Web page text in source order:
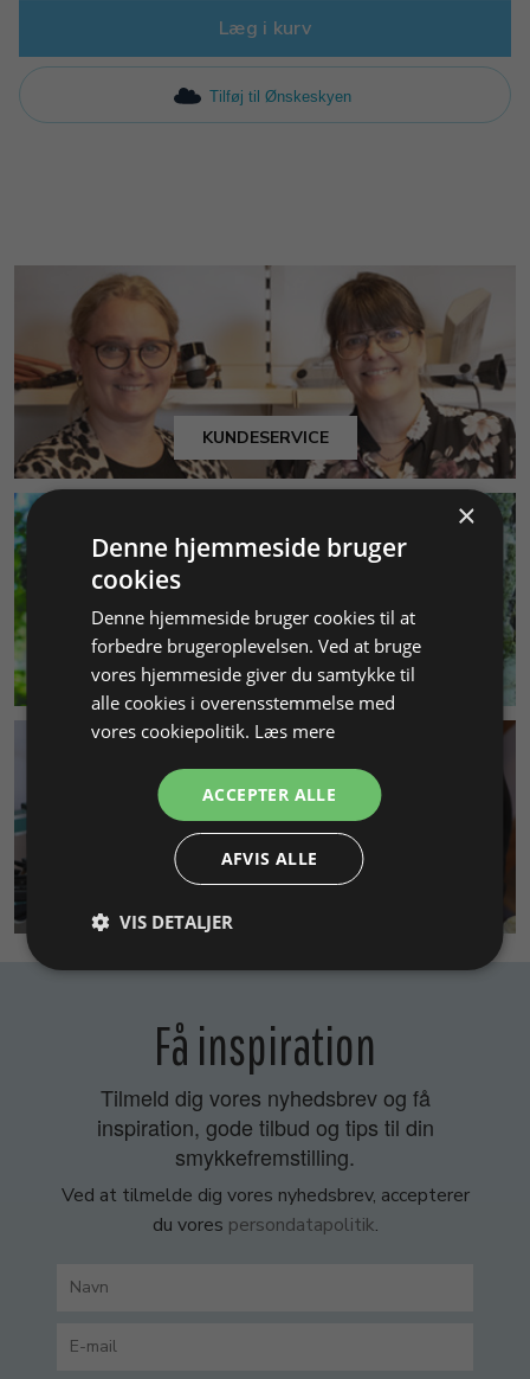
Læg i kurv
Tilføj til Ønskeskyen
KUNDESERVICE
MILJØ & BÆREDYGTIGHED
SMYKKEKURSER
Få inspiration
Tilmeld dig vores nyhedsbrev og få
inspiration, gode tilbud og tips til din
smykkefremstilling.
Ved at tilmelde dig vores nyhedsbrev, accepterer
du vores persondatapolitik.
×
Denne hjemmeside bruger
cookies
Denne hjemmeside bruger cookies til at
forbedre brugeroplevelsen. Ved at bruge
vores hjemmeside giver du samtykke til
alle cookies i overensstemmelse med
vores cookiepolitik. Læs mere
ACCEPTER ALLE
AFVIS ALLE
VIS DETALJER